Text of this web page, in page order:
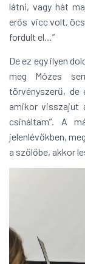
látni, vagy hát
erős vicc volt,
fordult el…”
De ez egy ilyen
meg Mózes
törvényszerű,
amikor visszajut
csináltam”. A
jelenlévőkben,
a szőlőbe, akkor